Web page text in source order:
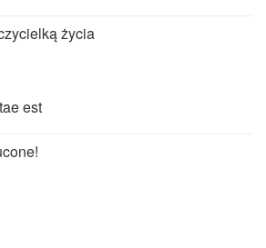
życia
est